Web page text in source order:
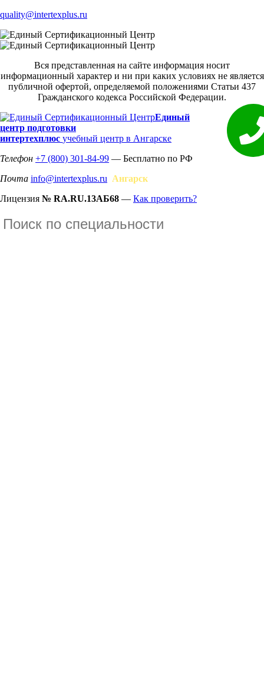
quality@intertexplus.ru
Вся представленная на сайте информация носит
информационный характер и ни при каких условиях не является
публичной офертой, определяемой положениями Статьи 437
Гражданского кодекса Российской Федерации.
Единый
центр подготовки
интертехплюс учебный центр в Ангарске
Телефон +7 (800) 301-84-99 — Бесплатно по РФ
Почта info@intertexplus.ru Ангарск
Лицензия № RA.RU.13АБ68 — Как проверить?